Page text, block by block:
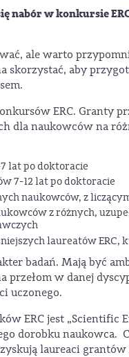
nabór w konkursie
ale warto
skorzystać, aby
ERC. Granty
dla naukowców na
lat po doktoracie
7-12 lat po doktoracie
naukowców, z
z różnych,
laureatów
badań. Mają być
przełom w danej
uczonego.
ERC jest „Scientific
dorobku naukowca.
laureaci